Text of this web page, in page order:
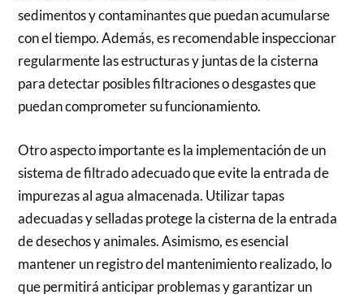
sedimentos y contaminantes que puedan acumularse
con el tiempo. Además, es recomendable inspeccionar
regularmente las estructuras y juntas de la cisterna
para detectar posibles filtraciones o desgastes que
puedan comprometer su funcionamiento.
Otro aspecto importante es la implementación de un
sistema de filtrado adecuado que evite la entrada de
impurezas al agua almacenada. Utilizar tapas
adecuadas y selladas protege la cisterna de la entrada
de desechos y animales. Asimismo, es esencial
mantener un registro del mantenimiento realizado, lo
que permitirá anticipar problemas y garantizar un